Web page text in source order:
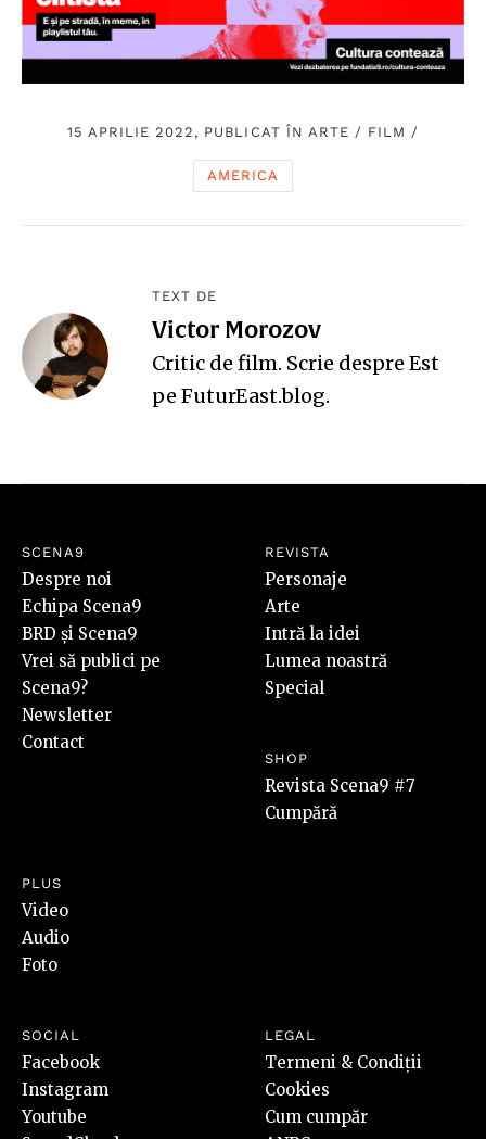
15 APRILIE 2022, PUBLICAT ÎN ARTE / FILM /
AMERICA
TEXT DE
Victor Morozov
Critic de film. Scrie despre Est
pe FuturEast.blog.
SCENA9
Despre noi
Echipa Scena9
BRD și Scena9
Vrei să publici pe
Scena9?
Newsletter
Contact
REVISTA
Personaje
Arte
Intră la idei
Lumea noastră
Special
SHOP
Revista Scena9 #7
Cumpără
PLUS
Video
Audio
Foto
SOCIAL
Facebook
Instagram
Youtube
LEGAL
Termeni & Condiții
Cookies
Cum cumpăr